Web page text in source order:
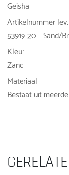
Geisha
Artikelnummer lev.
53919-20 – Sand/
Kleur
Zand
Materiaal
Bestaat uit